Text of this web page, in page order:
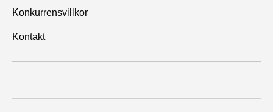
Konkurrensvillkor
Kontakt